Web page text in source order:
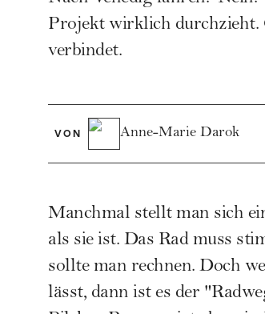
Projekt wirklich durchzieht.
verbindet.
VON Anne-Marie Darok
Manchmal stellt man sich
als sie ist. Das Rad muss
sollte man rechnen. Doch
lässt, dann ist es der